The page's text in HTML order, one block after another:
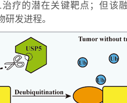
疗的潜在关键靶点；但该
发进程。